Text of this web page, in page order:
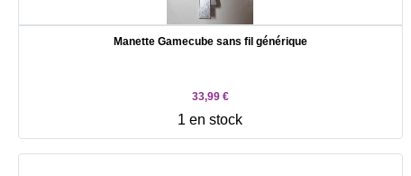
Manette Gamecube sans fil générique
33,99 €
1 en stock